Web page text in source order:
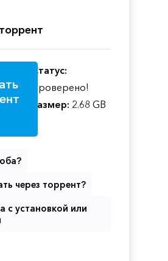
Статус:
Проверено!
Размер: 2.68 GB
через торрент?
с установкой или